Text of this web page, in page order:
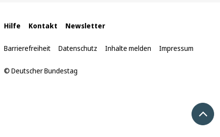
Interne
Links
Hilfe Kontakt Newsletter
Barrierefreiheit Datenschutz Inhalte melden Impressum
© Deutscher Bundestag